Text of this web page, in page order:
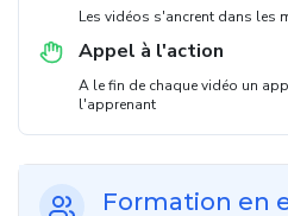
Les vidéos s'ancrent dans les
Appel à l'action
A le fin de chaque vidéo un
l'apprenant
Formation en